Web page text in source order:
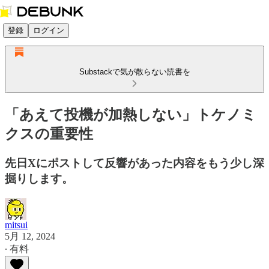
登録 ログイン
Substackで気が散らない読書を
「あえて投機が加熱しない」トケノミ
クスの重要性
先日Xにポストして反響があった内容をもう少し深
掘りします。
mitsui
5月 12, 2024
∙ 有料